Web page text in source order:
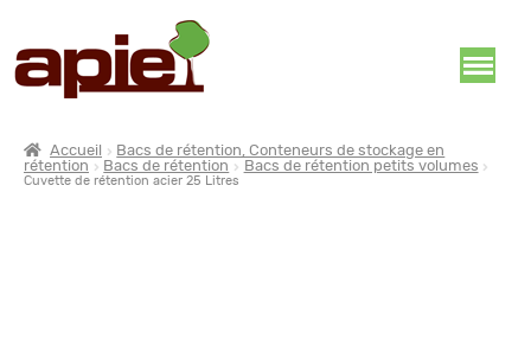
Accueil
Bacs de rétention, Conteneurs de stockage en
rétention
Bacs de rétention Bacs de rétention petits volumes
Cuvette de rétention acier 25 Litres